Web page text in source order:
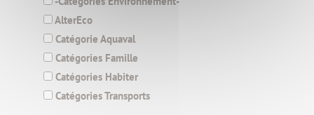
AlterEco
Catégorie Aquaval
Catégories Famille
Catégories Habiter
Catégories Transports